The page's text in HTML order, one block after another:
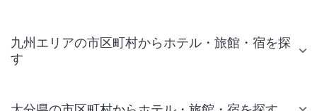
九州エリアの市区町村からホテル・旅館・宿を探
す